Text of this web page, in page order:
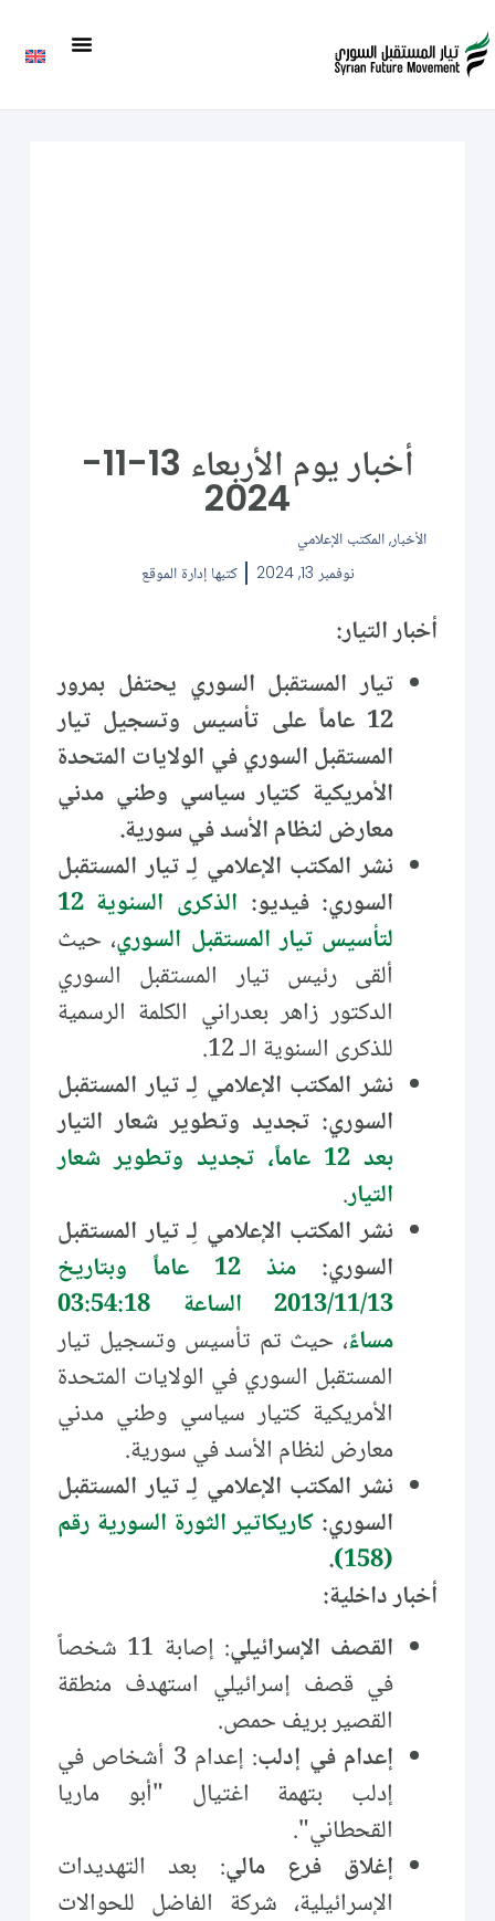
أخبار يوم الأربعاء 13-11-
2024
الأخبار, المكتب الإعلامي
نوفمبر 13, 2024
كتبها إدارة الموقع
أخبار التيار:
تيار المستقبل السوري يحتفل بمرور
12 عاماً على تأسيس وتسجيل تيار
المستقبل السوري في الولايات المتحدة
الأمريكية كتيار سياسي وطني مدني
معارض لنظام الأسد في سورية.
نشر المكتب الإعلامي لِـ تيار المستقبل
السوري: فيديو:
الذكرى السنوية 12
لتأسيس تيار المستقبل السوري، حيث
ألقى رئيس تيار المستقبل السوري
الدكتور زاهر بعدراني الكلمة الرسمية
للذكرى السنوية الـ 12.
نشر المكتب الإعلامي لِـ تيار المستقبل
السوري: تجديد وتطوير شعار التيار
بعد 12 عاماً، تجديد وتطوير شعار
التيار.
نشر المكتب الإعلامي لِـ تيار المستقبل
السوري:
منذ 12 عاماً وبتاريخ
2013/11/13 الساعة 03:54:18
مساءً، حيث تم تأسيس وتسجيل تيار
المستقبل السوري في الولايات المتحدة
الأمريكية كتيار سياسي وطني مدني
معارض لنظام الأسد في سورية.
نشر المكتب الإعلامي لِـ تيار المستقبل
السوري: كاريكاتير الثورة السورية رقم
(158)
.
أخبار داخلية:
القصف الإسرائيلي
: إصابة 11 شخصاً
في قصف إسرائيلي استهدف منطقة
القصير بريف حمص.
إعدام في إدلب
: إعدام 3 أشخاص في
إدلب بتهمة اغتيال "أبو ماريا
القحطاني".
إغلاق فرع مالي: بعد التهديدات
الإسرائيلية، شركة الفاضل للحوالات